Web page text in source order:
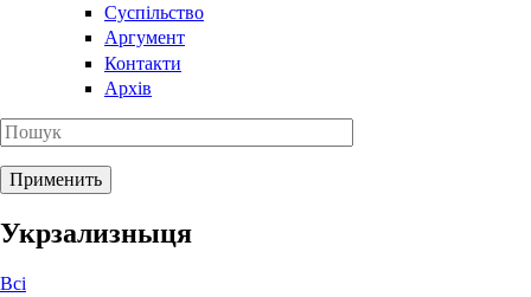
Суспільство
Аргумент
Контакти
Архів
Укрзализныця
Всі